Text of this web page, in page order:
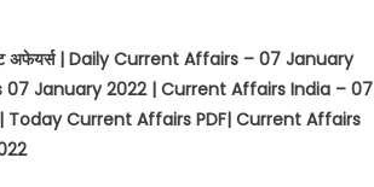
अफेयर्स | Daily Current Affairs – 07 January
January 2022 | Current Affairs India – 07
Current Affairs PDF| Current Affairs